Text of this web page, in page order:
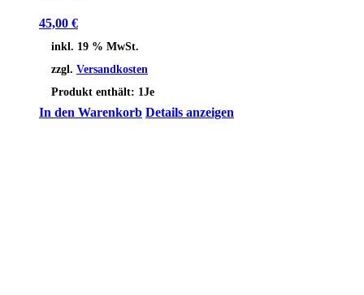
45,00 €
inkl. 19 % MwSt.
zzgl. Versandkosten
Produkt enthält: 1Je
In den Warenkorb Details anzeigen